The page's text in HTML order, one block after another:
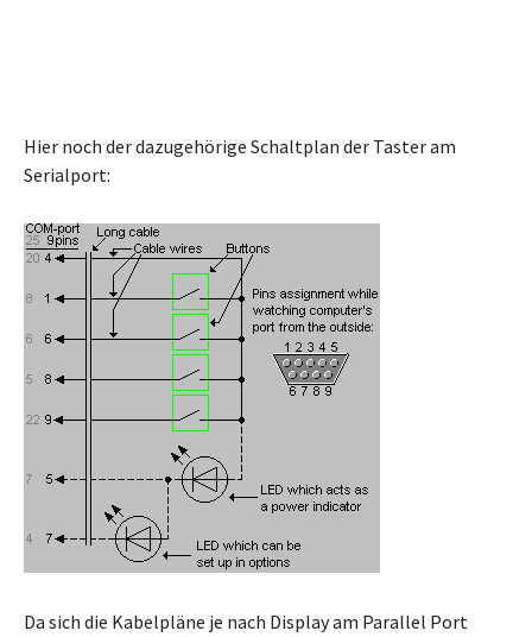
Hier noch der dazugehörige Schaltplan der Taster am
Serialport:
Da sich die Kabelpläne je nach Display am Parallel Port